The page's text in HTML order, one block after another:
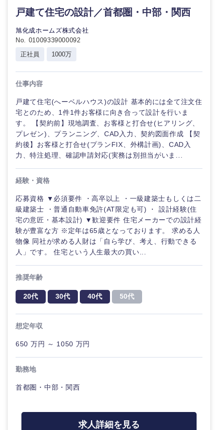
中国・四国地方
岡山県
山口県 徳島県
香川県 愛媛県
高知県
福岡県 佐賀県
長崎県
戸建て住宅の設計／首都圏・中部・関西
旭化成ホームズ株式会社
No. 01009339000092
正社員
1000万
仕事内容
戸建て住宅(へーベルハウス)の設計 基本的には全て注文住
宅とのため、1件1件お客様に向き合って設計を行いま
す。 【契約前】現地調査、お客様と打合せ(ヒアリング、
プレゼン)、プランニング、CAD入力、契約図面作成 【契
約後】お客様と打合せ(プランFIX、外構計画)、CAD入
力、特注処理、確認申請対応(実務は別担当がいま...
経験・資格
応募資格 ▼必須要件 ・高卒以上 ・一級建築士もしくは二
級建築士 ・普通自動車免許(AT限定も可) ・ 設計経験(住
宅の意匠・基本設計) ▼歓迎要件 住宅メーカーでの設計経
験が豊富な方 ※定年は65歳となっております。 求める人
物像 同社が求める人財は「自ら学び、考え、行動できる
人」です。 住宅という人生最大の買い...
推奨年齢
20代 30代 40代 50代
想定年収
650 万円 ～ 1050 万円
勤務地
首都圏・中部・関西
求人詳細を見る